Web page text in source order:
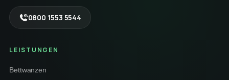
0800 1553 5544
LEISTUNGEN
Bettwanzen